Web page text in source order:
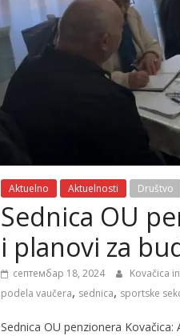
Aktuelno Aktuelnosti Društvo
Sednica OU
i planovi za
септембар 18, 2024 Kovačica
podela vaučera, sednica, sportske
Sednica OU penzionera